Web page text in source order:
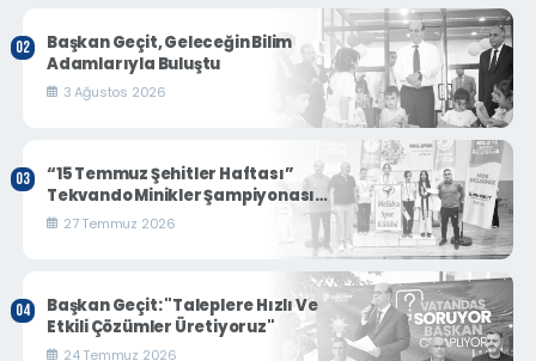
Başkan Geçit, Geleceğin Bilim
Adamlarıyla Buluştu
3 Ağustos 2026
“15 Temmuz Şehitler Haftası”
Tekvando Minikler Şampiyonası
Nefes Kesti
27 Temmuz 2026
Başkan Geçit: "Taleplere Hızlı Ve
Etkili Çözümler Üretiyoruz"
24 Temmuz 2026